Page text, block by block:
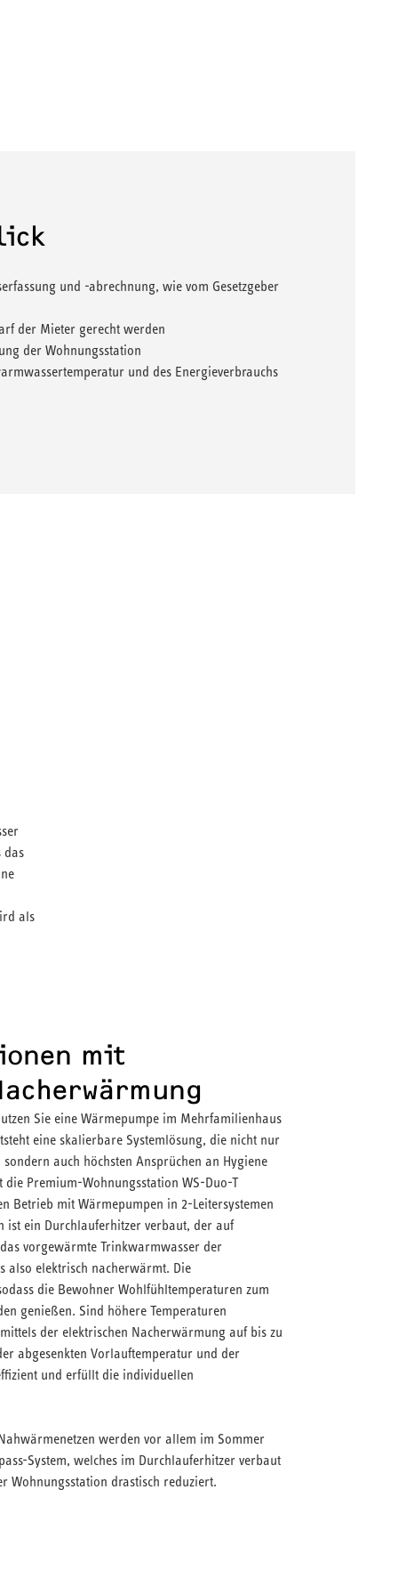
und -abrechnung, wie vom Gesetzgeber
der Mieter gerecht werden
der Wohnungsstation
und des Energieverbrauchs
das
als
mit
Sie eine Wärmepumpe im Mehrfamilienhaus
eine skalierbare Systemlösung, die nicht nur
auch höchsten Ansprüchen an Hygiene
Premium-Wohnungsstation WS-Duo-T
Betrieb mit Wärmepumpen in 2-Leitersystemen
ist ein Durchlauferhitzer verbaut, der auf
vorgewärmte Trinkwarmwasser der
also elektrisch nacherwärmt. Die
die Bewohner Wohlfühltemperaturen zum
genießen. Sind höhere Temperaturen
der elektrischen Nacherwärmung auf bis zu
abgesenkten Vorlauftemperatur und der
und erfüllt die individuellen
werden vor allem im Sommer
System, welches im Durchlauferhitzer verbaut
Wohnungsstation drastisch reduziert.